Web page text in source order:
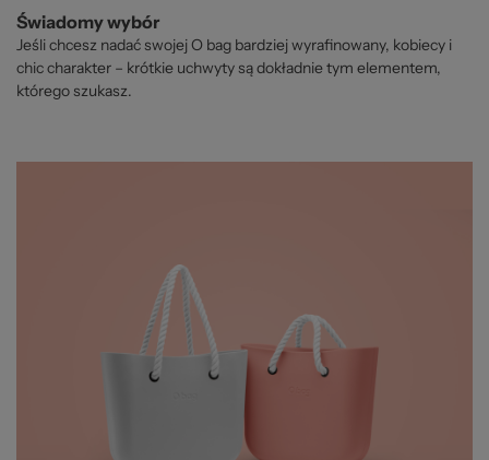
Świadomy wybór
Jeśli chcesz nadać swojej O bag bardziej wyrafinowany, kobiecy i
chic charakter – krótkie uchwyty są dokładnie tym elementem,
którego szukasz.